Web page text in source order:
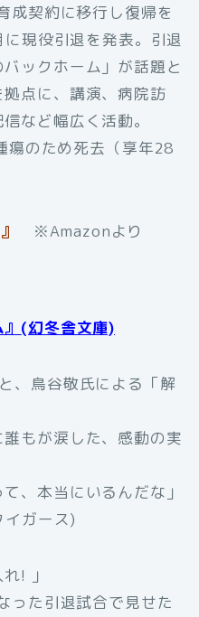
成契約に移行し復帰を
現役引退を発表。引退
ックホーム」が話題と
点に、講演、病院訪
など幅広く活動。
のため死去（享年28
※Amazonより
(幻冬舎文庫)
、鳥谷敬氏による「解
もが涙した、感動の実
、本当にいるんだな」
ガース)
! 」
った引退試合で見せた